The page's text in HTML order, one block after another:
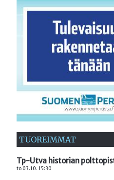
TUOREIMMAT
Tp-Utva historian
to 03.10. 15:30